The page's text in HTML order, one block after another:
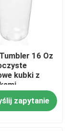
16 Oz
kubki z
zapytanie